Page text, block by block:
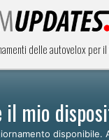
delle autovelox per
il mio
disponibile.